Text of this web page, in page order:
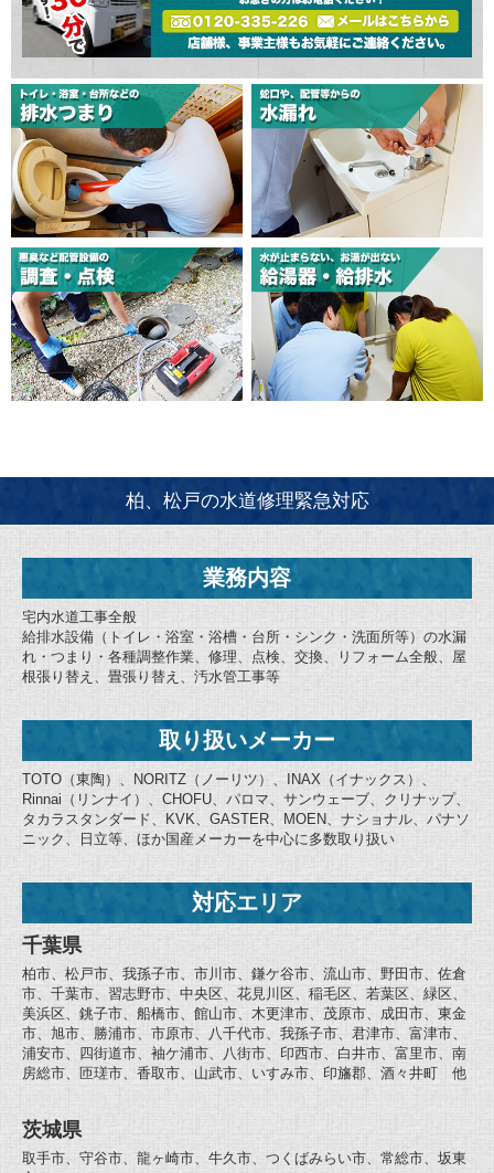
柏、松戸の水道修理緊急対応
業務内容
宅内水道工事全般
給排水設備（トイレ・浴室・浴槽・台所・シンク・洗面所等）の水漏
れ・つまり・各種調整作業、修理、点検、交換、リフォーム全般、屋
根張り替え、畳張り替え、汚水管工事等
取り扱いメーカー
TOTO（東陶）、NORITZ（ノーリツ）、INAX（イナックス）、
Rinnai（リンナイ）、CHOFU、パロマ、サンウェーブ、クリナップ、
タカラスタンダード、KVK、GASTER、MOEN、ナショナル、パナソ
ニック、日立等、ほか国産メーカーを中心に多数取り扱い
対応エリア
千葉県
柏市、松戸市、我孫子市、市川市、鎌ケ谷市、流山市、野田市、佐倉
市、千葉市、習志野市、中央区、花見川区、稲毛区、若葉区、緑区、
美浜区、銚子市、船橋市、館山市、木更津市、茂原市、成田市、東金
市、旭市、勝浦市、市原市、八千代市、我孫子市、君津市、富津市、
浦安市、四街道市、袖ケ浦市、八街市、印西市、白井市、富里市、南
房総市、匝瑳市、香取市、山武市、いすみ市、印旛郡、酒々井町 他
茨城県
取手市、守谷市、龍ヶ崎市、牛久市、つくばみらい市、常総市、坂東